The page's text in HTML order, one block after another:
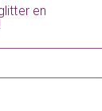
en